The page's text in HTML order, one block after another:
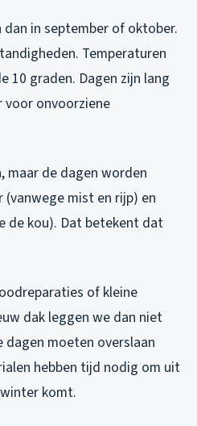
dan in september of oktober.
Temperaturen
10 graden. Dagen zijn lang
voor onvoorziene
maar de dagen worden
mist en rijp) en
de kou). Dat betekent dat
of kleine
dak leggen we dan niet
dagen moeten overslaan
hebben tijd nodig om uit
komt.